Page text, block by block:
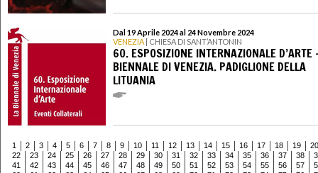
Dal 19 Aprile 2024 al 24 Novembre 2024
VENEZIA | CHIESA DI SANT’ANTONIN
60. ESPOSIZIONE INTERNAZIONALE D’ARTE
BIENNALE DI VENEZIA. PADIGLIONE DELLA
LITUANIA
1 2 3 4 5 6 7 8 9 10 11 12 13 14 15 16 17 18 19
20
22
23 24 25 26 27 28 29 30 31 32 33 34 35 36 37 38
41
42 43 44 45 46 47 48 49 50 51 52 53 54 55 56 57